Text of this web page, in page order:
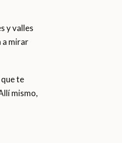
y valles
a mirar
te
mismo,